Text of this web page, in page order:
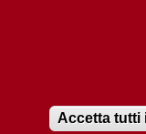
Accetta tutti